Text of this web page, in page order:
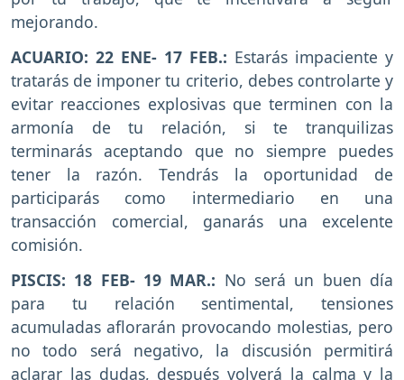
mejorando.
ACUARIO: 22 ENE- 17 FEB.: Estarás impaciente y
tratarás de imponer tu criterio, debes controlarte y
evitar reacciones explosivas que terminen con la
armonía de tu relación, si te tranquilizas
terminarás aceptando que no siempre puedes
tener la razón. Tendrás la oportunidad de
participarás como intermediario en una
transacción comercial, ganarás una excelente
comisión.
PISCIS: 18 FEB- 19 MAR.: No será un buen día
para tu relación sentimental, tensiones
acumuladas aflorarán provocando molestias, pero
no todo será negativo, la discusión permitirá
aclarar las dudas, después volverá la calma y la